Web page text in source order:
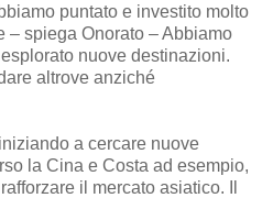
puntato e investito molto
– spiega Onorato – Abbiamo
nuove destinazioni.
altrove anziché
a cercare nuove
la Cina e Costa ad esempio,
il mercato asiatico. Il